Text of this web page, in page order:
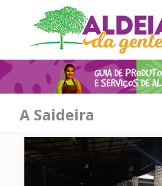
A Saideira